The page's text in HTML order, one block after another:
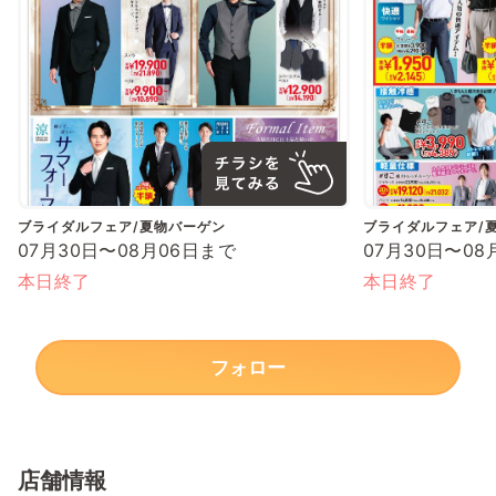
ブライダルフェア/夏物バーゲン
07月30日〜08月06日まで
本日終了
ブライダルフェア/
07月30日〜08
本日終了
フォロー
店舗情報